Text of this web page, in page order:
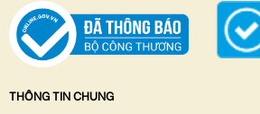
THÔNG TIN CHUNG